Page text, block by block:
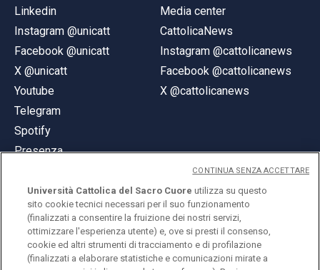
Linkedin
Instagram @unicatt
Facebook @unicatt
X @unicatt
Youtube
Telegram
Spotify
Presenza
Media center
CattolicaNews
Instagram @cattolicanews
Facebook @cattolicanews
X @cattolicanews
© Università Cattolica del Sacro Cuore
Largo A. Gemelli 1, 20123 Milano
Università Cattolica del Sacro Cuore utilizza su questo
sito cookie tecnici necessari per il suo funzionamento
(finalizzati a consentire la fruizione dei nostri servizi,
ottimizzare l'esperienza utente) e, ove si presti il consenso,
cookie ed altri strumenti di tracciamento e di profilazione
(finalizzati a elaborare statistiche e comunicazioni mirate a
CONTINUA SENZA ACCETTARE